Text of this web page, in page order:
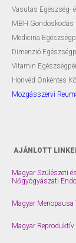
Rendelési
Rólam
Vasutas Egészség-
MBH Gondoskodás
Medicina
Dimenzió
Vitamin
Honvéd Önkéntes
Mozgásszervi
AJÁNLOTT
Magyar Szülészeti és
Nőgyógyászati
Magyar Menopausa
Magyar